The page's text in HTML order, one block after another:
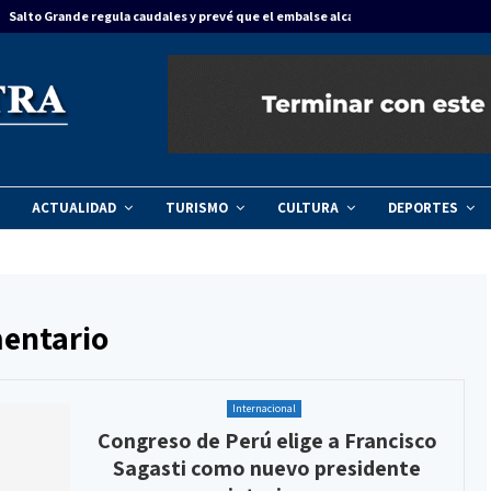
Salto Grande regula caudales y prevé que el embalse alcance…
ACTUALIDAD TURISMO CULTURA DEPORTES
Internacional
Congreso de Perú elige a Francisco
Sagasti como nuevo presidente